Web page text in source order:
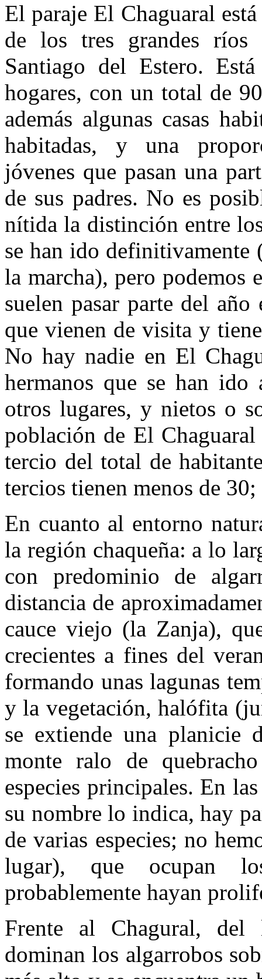
El paraje El Chaguaral
de los tres grandes ríos
Santiago del Estero.
hogares, con un total de
además algunas casas
habitadas, y una
jóvenes que pasan una
de sus padres. No es
nítida la distinción entre
se han ido definitivamente
la marcha), pero podemos
suelen pasar parte del
que vienen de visita y
No hay nadie en El
hermanos que se han
otros lugares, y nietos o
población de El
tercio del total de
tercios tienen menos de
En cuanto al entorno
la región chaqueña: a lo
con predominio de
distancia de
cauce viejo (la Zanja),
crecientes a fines del
formando unas lagunas
y la vegetación, halófita
se extiende una planicie
monte ralo de
especies principales. En
su nombre lo indica, hay
de varias especies; no
lugar), que ocupan
probablemente hayan
Frente al Chagural, del
dominan los algarrobos